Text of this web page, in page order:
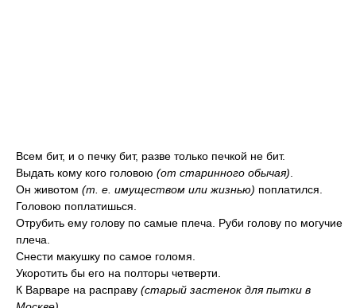
Всем бит, и о печку бит, разве только печкой не бит.
Выдать кому кого головою (от старинного обычая)
Он животом (т. е. имуществом или жизнью) поплатился.
Головою поплатишься.
Отрубить ему голову по самые плеча. Руби голову по могучие
плеча.
Снести макушку по самое голомя.
Укоротить бы его на полторы четверти.
К Варваре на расправу (старый застенок для пытки в